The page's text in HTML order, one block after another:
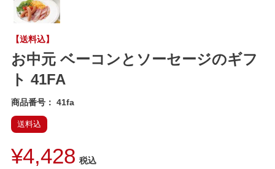
【送料込】
お中元 ベーコンとソーセージのギフ
ト 41FA
商品番号 41fa
送料込
¥4,428 税込